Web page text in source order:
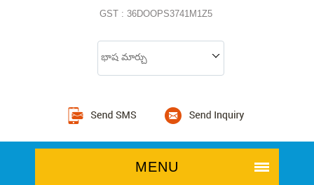
GST : 36DOOPS3741M1Z5
భాష మార్చు
MENU